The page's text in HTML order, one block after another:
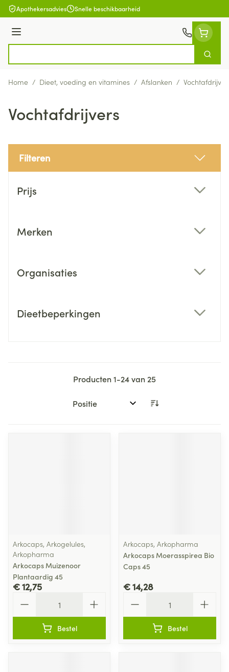
Ga naar de inhoud
Apothekersadvies Snelle beschikbaarheid
Menu
Zoek
Home / Dieet, voeding en vitamines / Afslanken /
Vochtafdrijvers
Filteren
Prijs
Merken
Organisaties
Dieetbeperkingen
Producten1-24van 25
Sorteer op:
Arkocaps, Arkogelules,
Arkopharma
Arkocaps Muizenoor
Plantaardig 45
€ 12,75
Bestel
Arkocaps, Arkopharma
Arkocaps Moerasspirea Bio
Caps 45
€ 14,28
Bestel